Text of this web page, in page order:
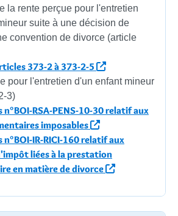
la rente perçue pour l'entretien
suite à une décision de
convention de divorce (article
373-2 à 373-2-5
pour l'entretien d'un enfant mineur
3)
RSA-PENS-10-30 relatif aux
imposables
IR-RICI-160 relatif aux
liées à la prestation
en matière de divorce